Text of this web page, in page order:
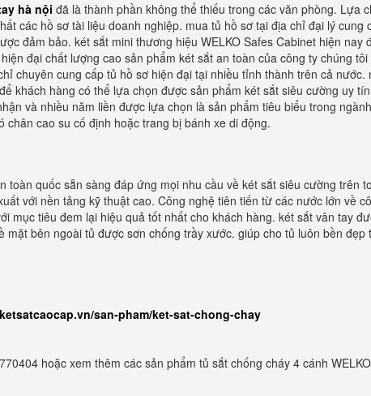
hà nội đã là thành phần không thể thiếu trong các văn phòng. Lựa
các hồ sơ tài liệu doanh nghiệp. mua tủ hồ sơ tại địa chỉ đại lý cung
đảm bảo. két sắt mini thương hiệu WELKO Safes Cabinet hiện nay
đại chất lượng cao sản phẩm két sắt an toàn của công ty chúng tôi
chuyên cung cấp tủ hồ sơ hiện đại tại nhiều tỉnh thành trên cả nước.
khách hàng có thể lựa chọn được sản phẩm két sắt siêu cường uy
và nhiều năm liền được lựa chọn là sản phẩm tiêu biểu trong
cao su cố định hoặc trang bị bánh xe di động.
toàn quốc sẵn sàng đáp ứng mọi nhu cầu về két sắt siêu cường trên
với nền tảng kỹ thuật cao. Công nghệ tiên tiến từ các nước lớn về
mục tiêu đem lại hiệu quả tốt nhất cho khách hàng. két sắt vân tay
mặt bên ngoài tủ được sơn chống trầy xước. giúp cho tủ luôn bền đẹp
san-pham/ket-sat-chong-chay
hoặc xem thêm các sản phẩm tủ sắt chống cháy 4 cánh